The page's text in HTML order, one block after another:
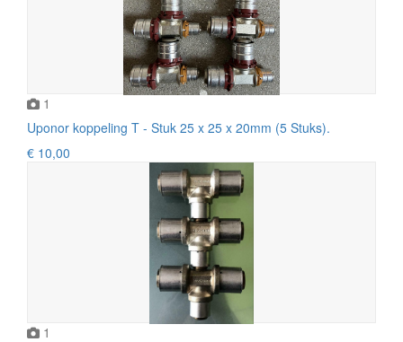
1
Uponor koppeling T - Stuk 25 x 25 x 20mm (5 Stuks).
€ 10,00
1